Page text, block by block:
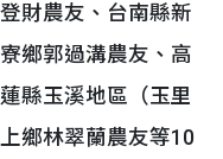
財農友、台南縣新
鄉郭過溝農友、高
縣玉溪地區（玉里
鄉林翠蘭農友等10